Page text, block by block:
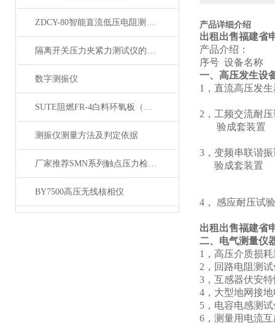
ZDCY-80智能直流低压电阻测试仪
隔离开关压力夹紧力测试仪的设计与技术分析
数字测振仪
SUTE阻燃FR-4白料环氧板（薄）
测振仪测量方法及判定依据
厂家推荐SMN系列触点压力检测仪
BY7500高压无线核相仪
产品详细介绍
出租出售福建省
产品介绍：
序号 设
一、高压发生设
1，直流高压
2，工频交流
验成套装置
3，变频串联
验成套装
4， 感应耐压试
出租出售福建省
二、电气测量仪
1，高压介
2，回路电阻
3，互感器伏
4，大型地网
5，电容电
6，测量用电